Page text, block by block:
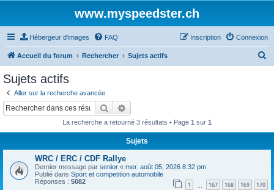
www.myspeedster.ch
Hébergeur d'images FAQ Connexion
Inscription
Accueil du forum Rechercher Sujets actifs
Sujets actifs
Aller sur la recherche avancée
Rechercher
La recherche a retourné 3 résultats • Page 1 sur 1
Sujets
WRC / ERC / CDF Rallye
Dernier message par senior « mer. août 05, 2026 8:32 pm
Publié dans Sport et competition automobile
Réponses : 5082 1 167 168 169 170